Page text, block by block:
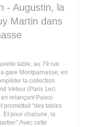
- Augustin, la
Martin dans
table, au 79 rue
gare Montparnasse, en
la collection
Véfour (Paris 1er)
relançant Pasco
promettait "des tables
Et pour chacune, la
Avec cette